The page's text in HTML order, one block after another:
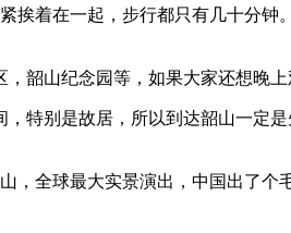
着在一起，步行都只有几十分
韶山纪念园等，如果大家还想晚
特别是故居，所以到达韶山一定
全球最大实景演出，中国出了